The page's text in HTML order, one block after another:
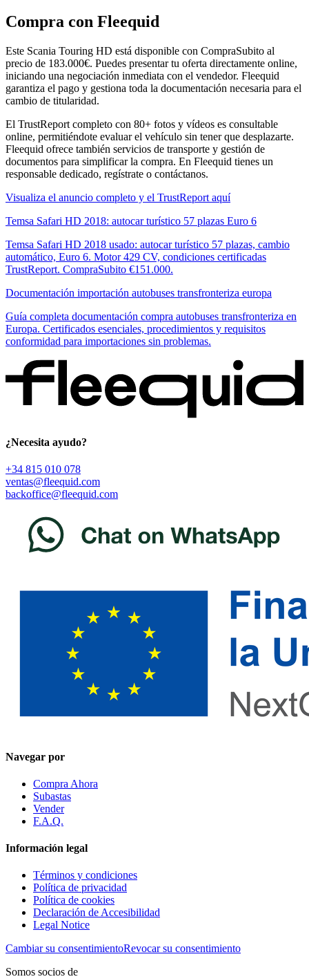
Compra con Fleequid
Este Scania Touring HD está disponible con CompraSubito al
precio de 183.000€. Puedes presentar tu oferta directamente online,
iniciando una negociación inmediata con el vendedor. Fleequid
garantiza el pago y gestiona toda la documentación necesaria para el
cambio de titularidad.
El TrustReport completo con 80+ fotos y vídeos es consultable
online, permitiéndote evaluar el vehículo sin tener que desplazarte.
Fleequid ofrece también servicios de transporte y gestión de
documentos para simplificar la compra. En Fleequid tienes un
responsable dedicado, regístrate o contáctanos.
Visualiza el anuncio completo y el TrustReport aquí
Temsa Safari HD 2018: autocar turístico 57 plazas Euro 6
Temsa Safari HD 2018 usado: autocar turístico 57 plazas, cambio
automático, Euro 6. Motor 429 CV, condiciones certificadas
TrustReport. CompraSubito €151.000.
Documentación importación autobuses transfronteriza europa
Guía completa documentación compra autobuses transfronteriza en
Europa. Certificados esenciales, procedimientos y requisitos
conformidad para importaciones sin problemas.
¿Necesita ayudo?
+34 815 010 078
ventas@fleequid.com
backoffice@fleequid.com
Navegar por
Compra Ahora
Subastas
Vender
F.A.Q.
Información legal
Términos y condiciones
Política de privacidad
Política de cookies
Declaración de Accesibilidad
Legal Notice
Cambiar su consentimientoRevocar su consentimiento
Somos socios de